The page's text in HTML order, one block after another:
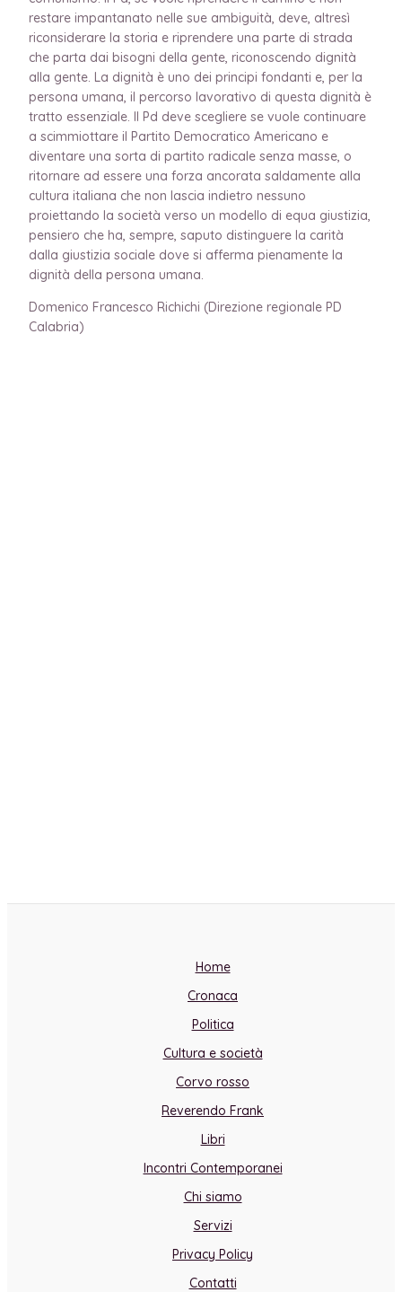
restare impantanato nelle sue ambiguità, deve, altresì
riconsiderare la storia e riprendere una parte di strada
che parta dai bisogni della gente, riconoscendo dignità
alla gente. La dignità è uno dei principi fondanti e, per la
persona umana, il percorso lavorativo di questa dignità è
tratto essenziale. Il Pd deve scegliere se vuole continuare
a scimmiottare il Partito Democratico Americano e
diventare una sorta di partito radicale senza masse, o
ritornare ad essere una forza ancorata saldamente alla
cultura italiana che non lascia indietro nessuno
proiettando la società verso un modello di equa giustizia,
pensiero che ha, sempre, saputo distinguere la carità
dalla giustizia sociale dove si afferma pienamente la
dignità della persona umana.
Domenico Francesco Richichi (Direzione regionale PD
Calabria)
Home
Cronaca
Politica
Cultura e società
Corvo rosso
Reverendo Frank
Libri
Incontri Contemporanei
Chi siamo
Servizi
Privacy Policy
Contatti